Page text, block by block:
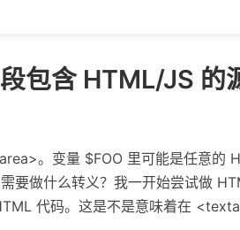
包含 HTML/JS 的
。变量 $FOO 里可能是任意的
要做什么转义？我一开始尝试做
代码。这是不是意味着在